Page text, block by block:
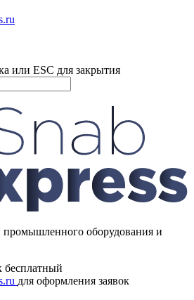
или ESC для закрытия
оборудования и
бесплатный
для оформления заявок